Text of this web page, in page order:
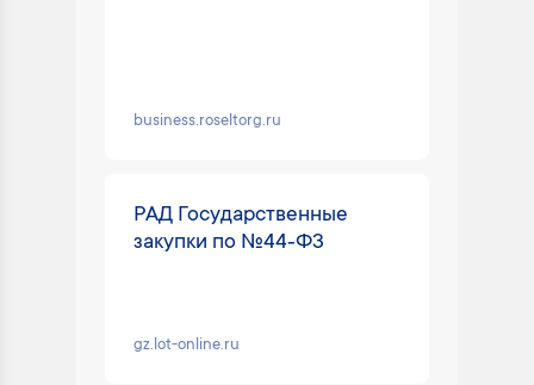
business.roseltorg.ru
РАД Государственные
закупки по №44‑ФЗ
gz.lot-online.ru